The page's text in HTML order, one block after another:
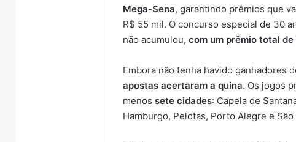
Mega-Sena, garantindo prêmios que
R$ 55 mil. O concurso especial de 30
não acumulou, com um prêmio total
Embora não tenha havido ganhadores
apostas acertaram a quina. Os jogos
menossete cidades: Capela de
Hamburgo, Pelotas, Porto Alegre e São